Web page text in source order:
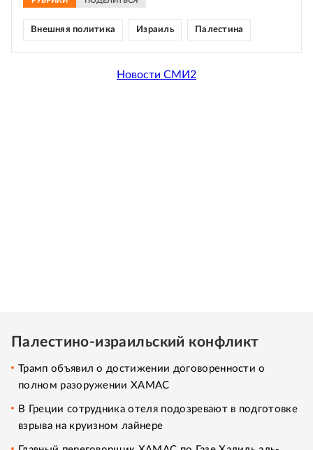
Внешняя политика Израиль Палестина
Новости СМИ2
Палестино-израильский конфликт
Трамп объявил о достижении договоренности о
полном разоружении ХАМАС
В Греции сотрудника отеля подозревают в подготовке
взрыва на круизном лайнере